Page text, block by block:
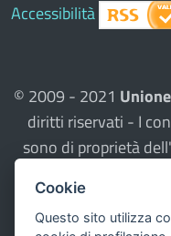
Accessibilità
© 2009 - 2021
diritti riservati - I
sono di proprietà
DISLESSIA,
Cookie
Questo sito utilizza